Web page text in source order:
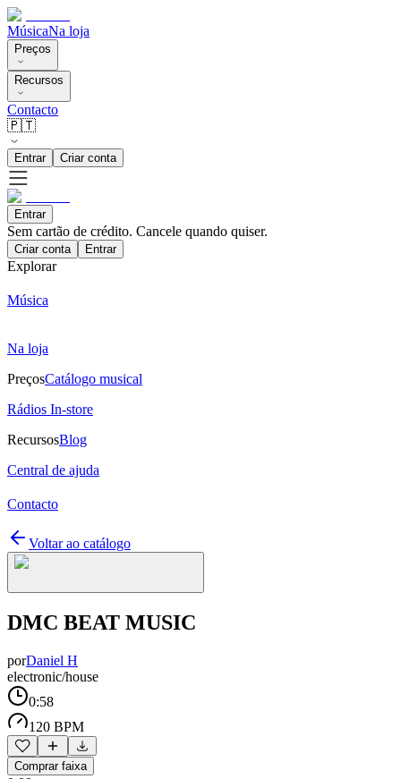
MúsicaNa loja
Preços
Recursos
Contacto
🇵🇹
Entrar Criar conta
Entrar
Sem cartão de crédito. Cancele quando quiser.
Criar conta Entrar
Explorar
Música
Na loja
PreçosCatálogo musical
Rádios In-store
RecursosBlog
Central de ajuda
Contacto
Voltar ao catálogo
DMC BEAT MUSIC
porDaniel H
electronic/house
0:58
120 BPM
Comprar faixa